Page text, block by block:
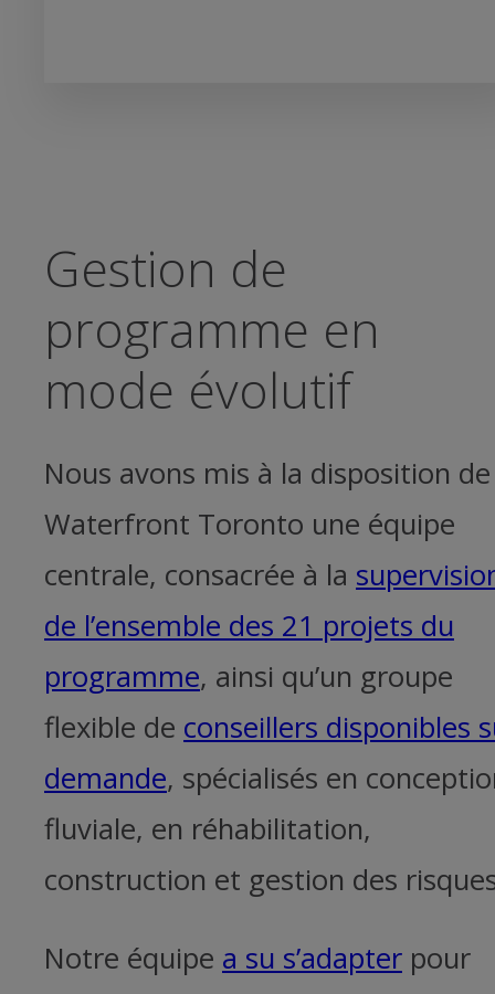
Gestion de
programme en
mode évolutif
Nous avons mis à la disposition de
Waterfront Toronto une équipe
centrale, consacrée à la
de l’ensemble des 21 projets du
programme, ainsi qu’un groupe
flexible de conseillers disponibles
demande, spécialisés en
fluviale, en réhabilitation,
construction et gestion des
Notre équipe a su s’adapter pour